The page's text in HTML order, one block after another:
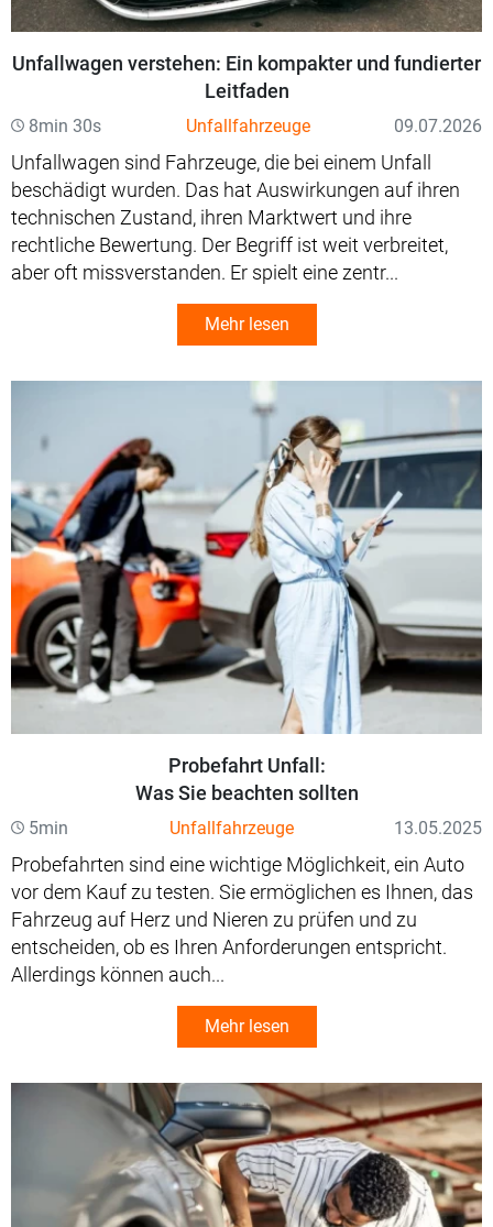
Unfallwagen verstehen: Ein kompakter und fundierter
Leitfaden
8min 30s Unfallfahrzeuge 09.07.2026
Unfallwagen sind Fahrzeuge, die bei einem Unfall
beschädigt wurden. Das hat Auswirkungen auf ihren
technischen Zustand, ihren Marktwert und ihre
rechtliche Bewertung. Der Begriff ist weit verbreitet,
aber oft missverstanden. Er spielt eine zentr...
Mehr lesen
Probefahrt Unfall:
Was Sie beachten sollten
5min Unfallfahrzeuge 13.05.2025
Probefahrten sind eine wichtige Möglichkeit, ein Auto
vor dem Kauf zu testen. Sie ermöglichen es Ihnen, das
Fahrzeug auf Herz und Nieren zu prüfen und zu
entscheiden, ob es Ihren Anforderungen entspricht.
Allerdings können auch...
Mehr lesen